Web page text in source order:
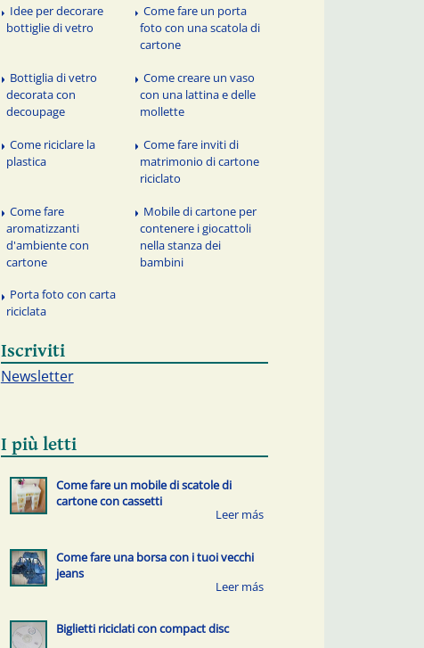
Idee per decorare
bottiglie di vetro
Come fare un porta
foto con una scatola di
cartone
Bottiglia di vetro
decorata con
decoupage
Come creare un vaso
con una lattina e delle
mollette
Come riciclare la
plastica
Come fare inviti di
matrimonio di cartone
riciclato
Come fare
aromatizzanti
d'ambiente con
cartone
Mobile di cartone per
contenere i giocattoli
nella stanza dei
bambini
Porta foto con carta
riciclata
Iscriviti
Newsletter
I più letti
Come fare un mobile di scatole di
cartone con cassetti
Come fare una borsa con i tuoi vecchi
jeans
Biglietti riciclati con compact disc